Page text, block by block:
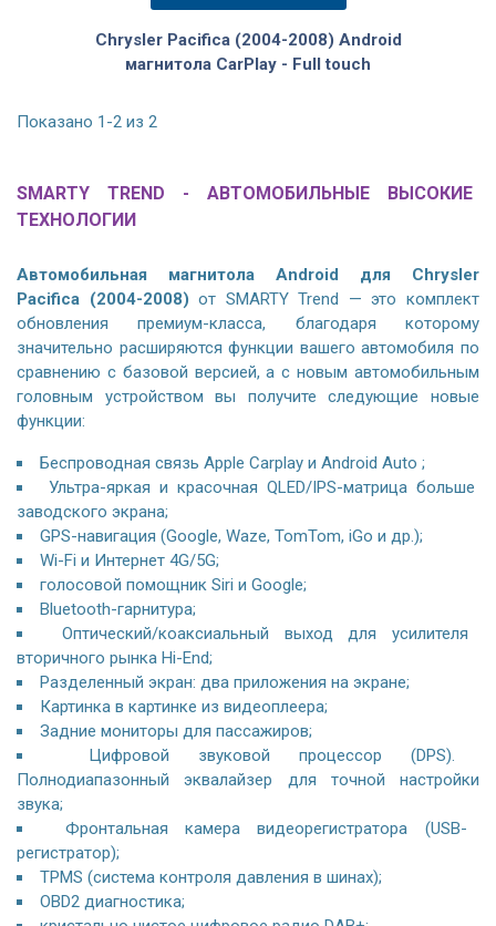
Chrysler Pacifica (2004-2008) Android
магнитола CarPlay - Full touch
Показано 1-2 из 2
SMARTY TREND - АВТОМОБИЛЬНЫЕ ВЫСОКИЕ
ТЕХНОЛОГИИ
Автомобильная магнитола Android для Chrysler
Pacifica (2004-2008) от SMARTY Trend — это комплект
обновления премиум-класса, благодаря которому
значительно расширяются функции вашего автомобиля по
сравнению с базовой версией, а с новым автомобильным
головным устройством вы получите следующие новые
функции:
Беспроводная связь Apple Carplay и Android Auto ;
Ультра-яркая и красочная QLED/IPS-матрица больше
заводского экрана;
GPS-навигация (Google, Waze, TomTom, iGo и др.);
Wi-Fi и Интернет 4G/5G;
голосовой помощник Siri и Google;
Bluetooth-гарнитура;
Оптический/коаксиальный выход для усилителя
вторичного рынка Hi-End;
Разделенный экран: два приложения на экране;
Картинка в картинке из видеоплеера;
Задние мониторы для пассажиров;
Цифровой звуковой процессор (DPS).
Полнодиапазонный эквалайзер для точной настройки
звука;
Фронтальная камера видеорегистратора (USB-
регистратор);
TPMS (система контроля давления в шинах);
OBD2 диагностика;